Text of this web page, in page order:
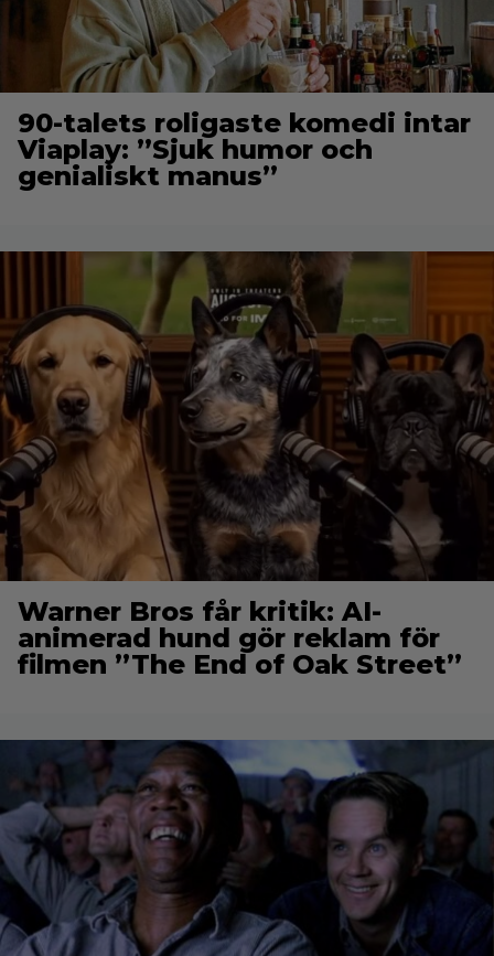
90-talets roligaste komedi intar
Viaplay: ”Sjuk humor och
genialiskt manus”
Warner Bros får kritik: AI-
animerad hund gör reklam för
filmen ”The End of Oak Street”